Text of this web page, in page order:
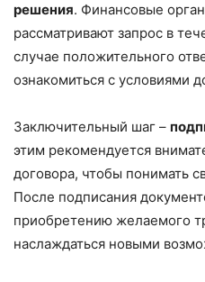
решения. Финансовые
рассматривают запрос в
случае положительного
ознакомиться с условиями
Заключительный шаг –
этим рекомендуется
договора, чтобы понимать
После подписания
приобретению желаемого
наслаждаться новыми